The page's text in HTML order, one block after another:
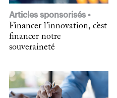
Articles sponsorisés
Financer l’innovation, c’est
financer notre
souveraineté